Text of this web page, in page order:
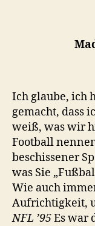
Ich glaube, ich
gemacht, dass
weiß, was wir
Football
beschissener
was Sie
Wie auch
Aufrichtigkeit,
NFL ’95Es war